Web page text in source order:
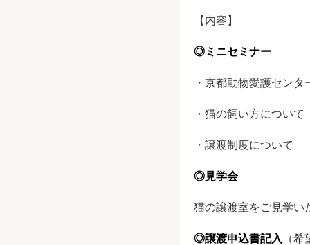
【内容】
◎ミニセミナー
・京都動物愛護セン
・猫の飼い方について
・譲渡制度について
◎見学会
猫の譲渡室をご見学い
◎譲渡申込書記入 （